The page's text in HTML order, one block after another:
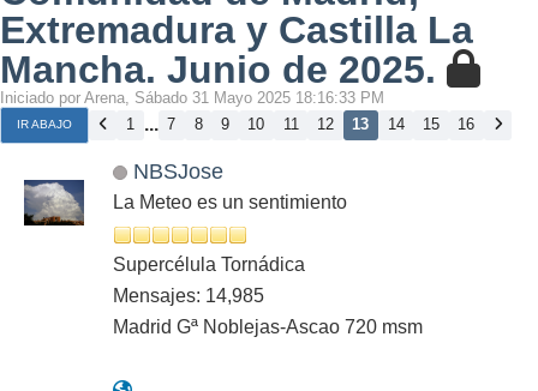
Extremadura y Castilla La
Mancha. Junio de 2025.
Iniciado por Arena, Sábado 31 Mayo 2025 18:16:33 PM
IR ABAJO 1 ... 7 8 9 10 11 12 13 14 15 16
NBSJose
La Meteo es un sentimiento
Supercélula Tornádica
Mensajes: 14,985
Madrid Gª Noblejas-Ascao 720 msm